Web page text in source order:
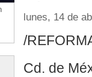
lunes, 14 de
/
Cd. de